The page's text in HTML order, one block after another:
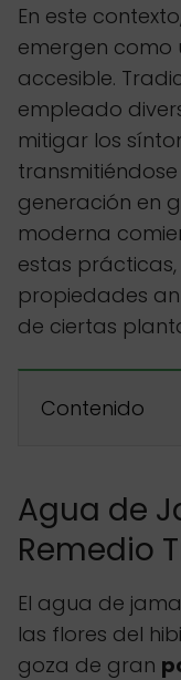
En este
emergen
accesible.
empleado
mitigar los
generación en
moderna
estas
propiedades
de ciertas
Contenido
Agua de
Remedio
El agua de
las flores del
goza de gran